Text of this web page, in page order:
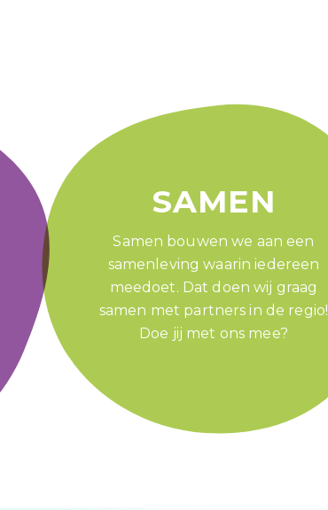
SAMEN
Samen bouwen we aan een
samenleving waarin iedereen
meedoet. Dat doen wij graag
samen met partners in de regio!
Doe jij met ons mee?